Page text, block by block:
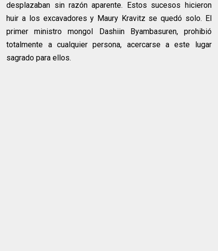
desplazaban sin razón aparente. Estos sucesos hicieron
huir a los excavadores y Maury Kravitz se quedó solo. El
primer ministro mongol Dashiin Byambasuren, prohibió
totalmente a cualquier persona, acercarse a este lugar
sagrado para ellos.